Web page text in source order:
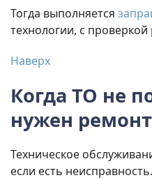
Тогда выполняется
технологии, с проверкой
Наверх
Когда ТО не
нужен ремонт
Техническое
если есть